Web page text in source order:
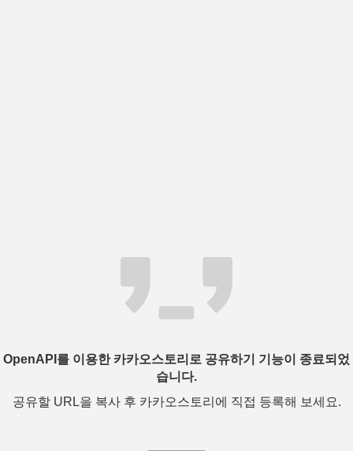
OpenAPI를 이용한 카카오스토리로 공유하기 기능이 종료되었
습니다.
공유할 URL을 복사 후 카카오스토리에 직접 등록해 보세요.